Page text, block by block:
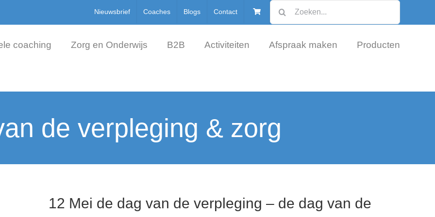
Nieuwsbrief Coaches Blogs Contact
naar:
coaching Zorg en Onderwijs B2B Activiteiten Afspraak maken Producten
de verpleging & zorg
12 Mei de dag van de verpleging – de dag van de